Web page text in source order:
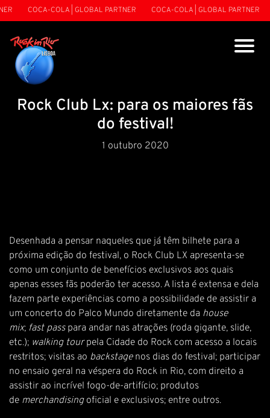
COCA-COLA | GLOBAL PARTNER COCA-COLA | GLOBAL PARTNER
Rock Club Lx: para os maiores fãs
do festival!
1 outubro 2020
Desenhada a pensar naqueles que já têm bilhete para a
próxima edição do festival, o Rock Club LX apresenta-se
como um conjunto de benefícios exclusivos aos quais
apenas esses fãs poderão ter acesso. A lista é extensa e dela
fazem parte experiências como a possibilidade de assistir a
um concerto do Palco Mundo diretamente da house
mix; fast passpara andar nas atrações (roda gigante, slide,
etc.); walking tourpela Cidade do Rock com acesso a locais
restritos; visitas ao backstagenos dias do festival; participar
no ensaio geral na véspera do Rock in Rio, com direito a
assistir ao incrível fogo-de-artifício; produtos
de merchandisingoficial e exclusivos; entre outros.